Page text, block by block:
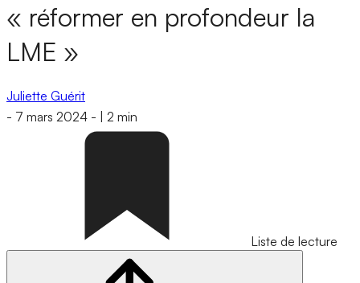
« réformer en profondeur la
LME »
Juliette Guérit
- 7 mars 2024 - 2 min
Liste de lecture